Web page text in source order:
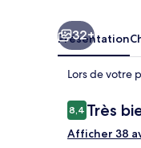
32+
Présentation
Lors de votre
Avis
voyageurs
8,48,4 sur 10
Très
Afficher 38